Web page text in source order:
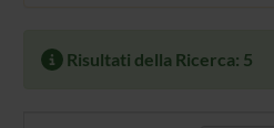
Risultati della Ricerca: 5